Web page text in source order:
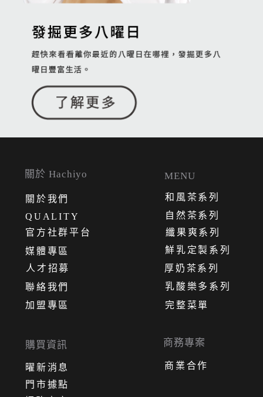
人才招募
關於 Hachiyo
關 於我們
QUALITY
官方社群平台
媒體專區
門市據點
曜新消息
購買資訊
聯絡我們
加盟專區
商務專案
商業合作
乳酸樂多系列
厚奶茶系列
鮮乳定製系列
纖果爽系列
自然茶系列
和風茶系列
MENU
完整菜單